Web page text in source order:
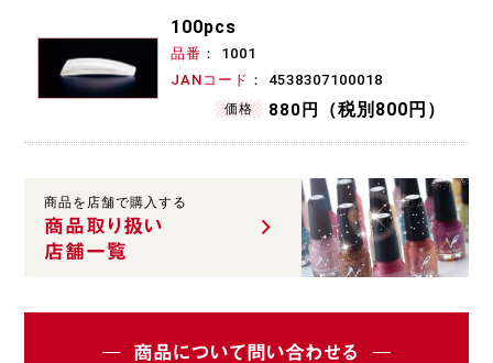
100pcs
品番
1001
JANコード
4538307100018
価格 880円 （税別800円）
商品を店舗で購入する
商品取り扱い
店舗一覧
商品について問い合わせる